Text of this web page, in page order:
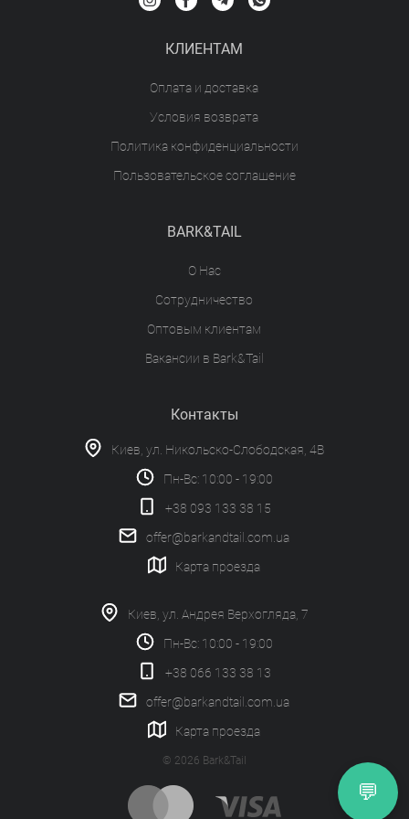
КЛИЕНТАМ
Оплата и доставка
Условия возврата
Политика конфиденциальности
Пользовательское соглашение
BARK&TAIL
О Нас
Сотрудничество
Оптовым клиентам
Вакансии в Bark&Tail
Контакты
Киев, ул. Никольско-Слободская, 4В
Пн-Вс: 10:00 - 19:00
+38 093 133 38 15
offer@barkandtail.com.ua
Карта проезда
Киев, ул. Андрея Верхогляда, 7
Пн-Вс: 10:00 - 19:00
+38 066 133 38 13
offer@barkandtail.com.ua
Карта проезда
© 2026 Bark&Tail
💬